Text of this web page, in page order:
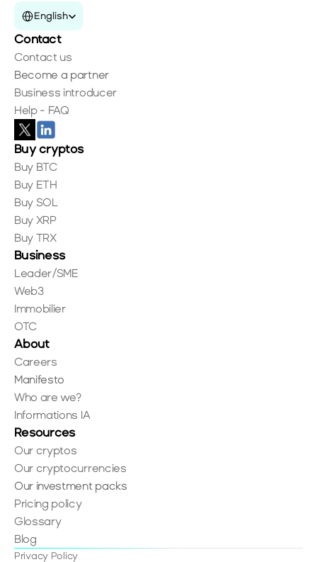
Select Language
English
Contact
Contact us
Become a partner
Business introducer
Help - FAQ
Buy cryptos
Buy BTC
Buy ETH
Buy SOL
Buy XRP
Buy TRX
Business
Leader/SME
Web3
Immobilier
OTC
About
Careers
Manifesto
Who are we?
Informations IA
Resources
Our cryptos
Our cryptocurrencies
Our investment packs
Pricing policy
Glossary
Blog
Privacy Policy